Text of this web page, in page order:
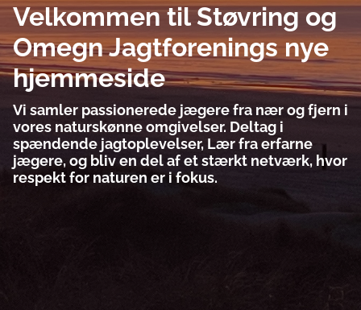
Velkommen til Støvring og
Omegn Jagtforenings nye
hjemmeside
Vi samler passionerede jægere fra nær og fjern i
vores naturskønne omgivelser. Deltag i
spændende jagtoplevelser, Lær fra erfarne
jægere, og bliv en del af et stærkt netværk, hvor
respekt for naturen er i fokus.